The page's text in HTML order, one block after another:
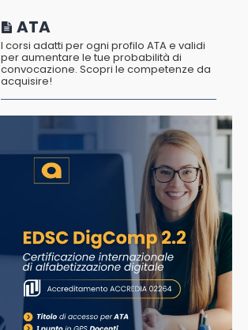
ATA
I corsi adatti per ogni profilo ATA e validi
per aumentare le tue probabilità di
convocazione. Scopri le competenze da
acquisire!